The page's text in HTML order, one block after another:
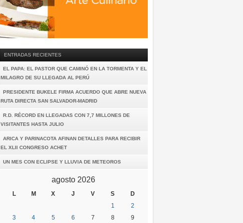
ENTRADAS RECIENTES
EL PAPA: EL PASTOR QUE CAMINÓ EN LA TORMENTA Y EL
MILAGRO DE SU LLEGADA AL PERÚ
PRESIDENTE BUKELE FIRMA ACUERDO QUE ABRE NUEVA
RUTA DIRECTA SAN SALVADOR-MADRID
R.D. RÉCORD EN LLEGADAS CON 7,7 MILLONES DE
VISITANTES HASTA JULIO
ARICA Y PARINACOTA AFINAN DETALLES PARA RECIBIR
EL XLII CONGRESO ACHET
UN MES CON ECLIPSE Y LLUVIA DE METEOROS
agosto 2026
L M X J V S
D
1
2
3
4 5 6 7 8
9